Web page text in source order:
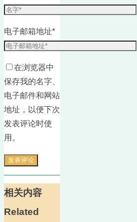
电子邮箱地址*
在浏览器中
保存我的名字、
电子邮件和网站
地址，以便下次
发表评论时使
用。
相关内容
Related